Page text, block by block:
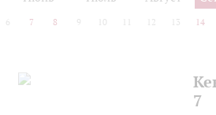
6 7 8 9 10 12 13 14
7